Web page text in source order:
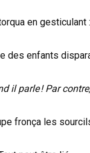
en gesticulant :
des enfants
il parle ! Par
fronça les